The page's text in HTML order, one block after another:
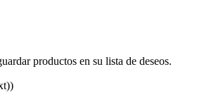
productos en su lista de deseos.